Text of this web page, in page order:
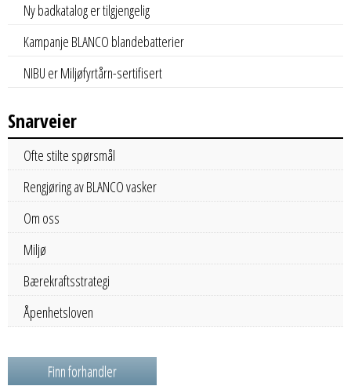
Ny badkatalog er tilgjengelig
Kampanje BLANCO blandebatterier
NIBU er Miljøfyrtårn-sertifisert
Snarveier
Ofte stilte spørsmål
Rengjøring av BLANCO vasker
Om oss
Miljø
Bærekraftsstrategi
Åpenhetsloven
Finn forhandler